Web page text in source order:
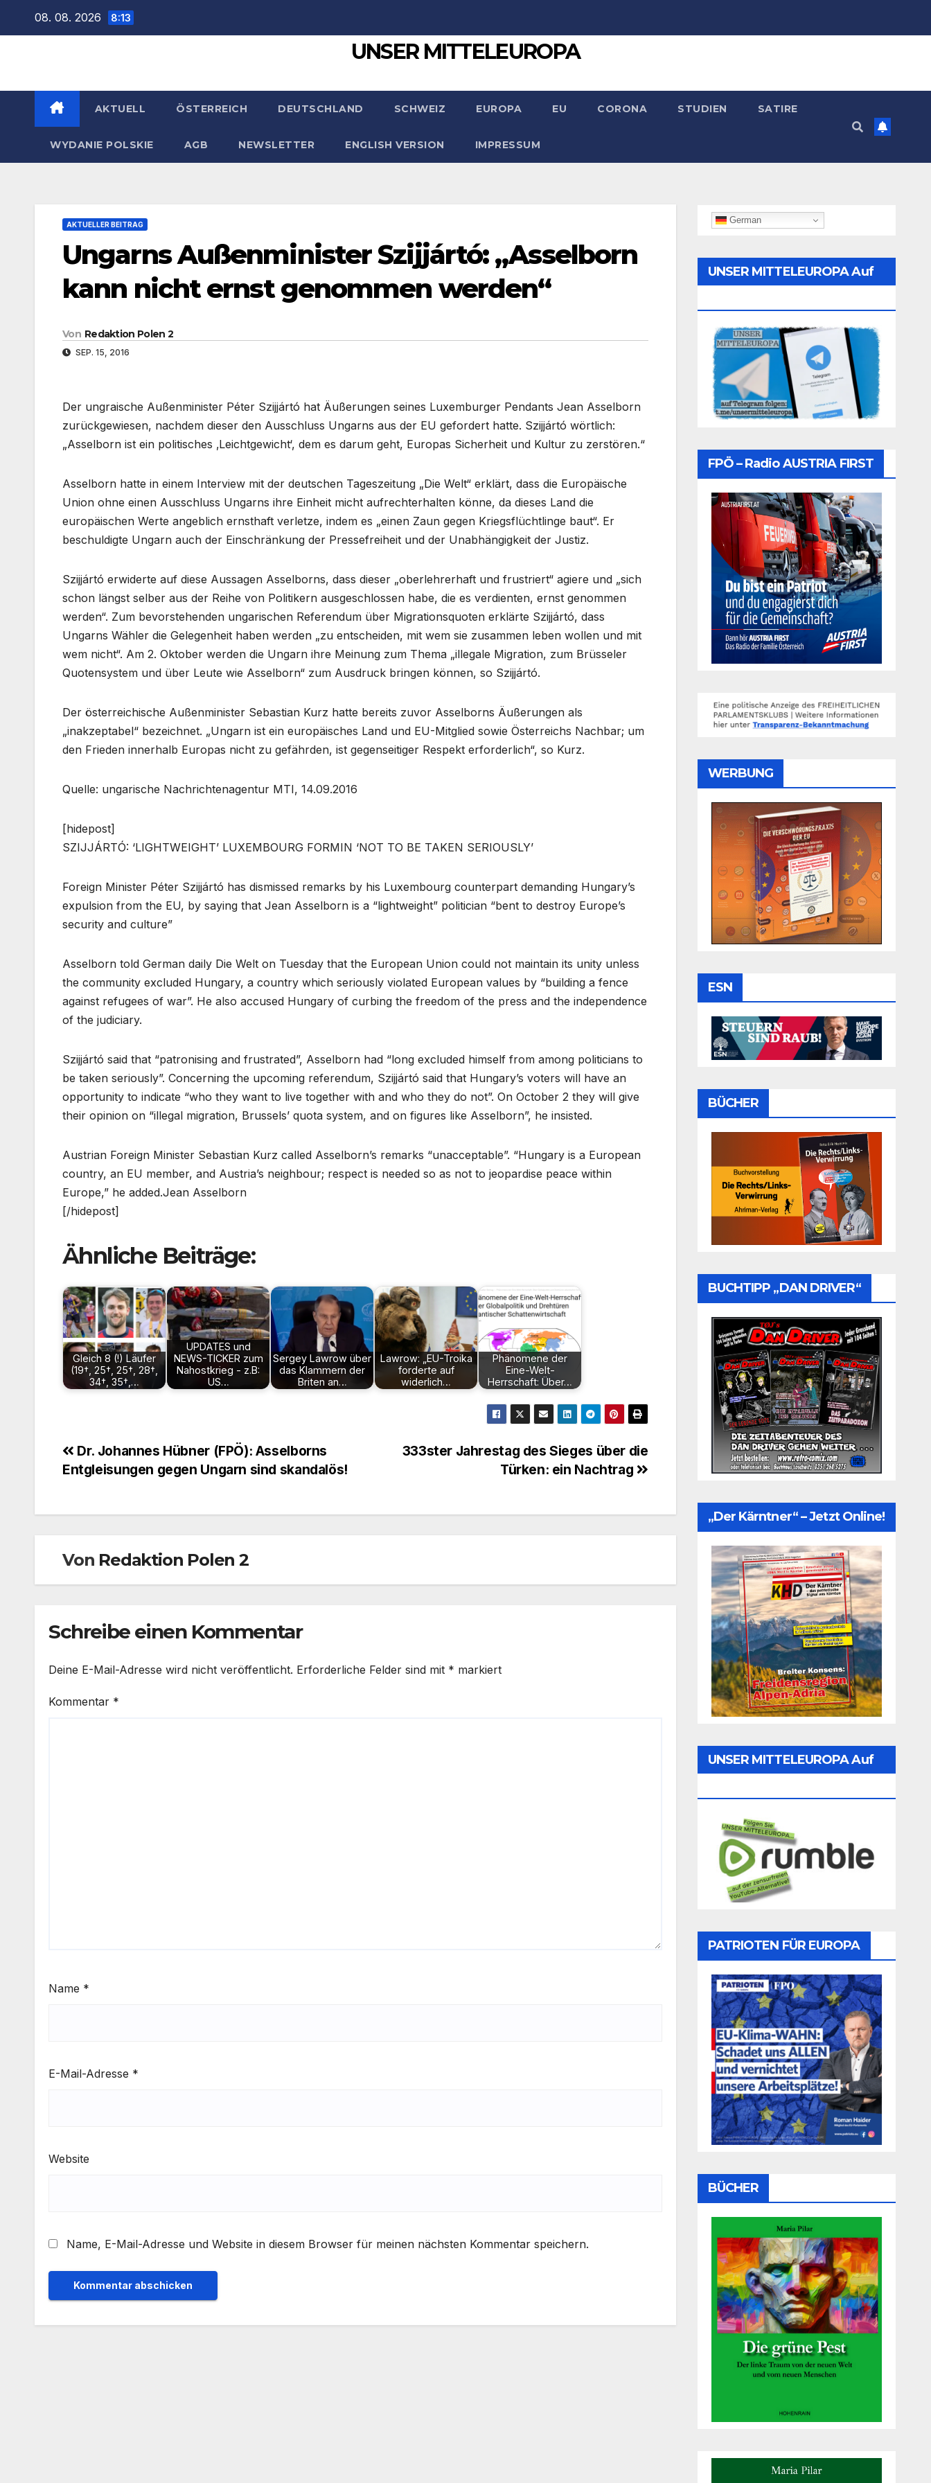
08. 08. 2026 8:13
UNSER MITTELEUROPA
AKTUELL ÖSTERREICH DEUTSCHLAND SCHWEIZ EUROPA EU CORONA STUDIEN SATIRE
WYDANIE POLSKIE AGB NEWSLETTER ENGLISH VERSION IMPRESSUM
AKTUELLER BEITRAG
Ungarns Außenminister Szijjártó: „Asselborn
kann nicht ernst genommen werden“
Von Redaktion Polen 2
SEP. 15, 2016
Der ungraische Außenminister Péter Szijjártó hat Äußerungen seines Luxemburger Pendants Jean Asselborn
zurückgewiesen, nachdem dieser den Ausschluss Ungarns aus der EU gefordert hatte. Szijjártó wörtlich:
„Asselborn ist ein politisches ‚Leichtgewicht‘, dem es darum geht, Europas Sicherheit und Kultur zu zerstören.“
Asselborn hatte in einem Interview mit der deutschen Tageszeitung „Die Welt“ erklärt, dass die Europäische
Union ohne einen Ausschluss Ungarns ihre Einheit micht aufrechterhalten könne, da dieses Land die
europäischen Werte angeblich ernsthaft verletze, indem es „einen Zaun gegen Kriegsflüchtlinge baut“. Er
beschuldigte Ungarn auch der Einschränkung der Pressefreiheit und der Unabhängigkeit der Justiz.
Szijjártó erwiderte auf diese Aussagen Asselborns, dass dieser „oberlehrerhaft und frustriert“ agiere und „sich
schon längst selber aus der Reihe von Politikern ausgeschlossen habe, die es verdienten, ernst genommen
werden“. Zum bevorstehenden ungarischen Referendum über Migrationsquoten erklärte Szijjártó, dass
Ungarns Wähler die Gelegenheit haben werden „zu entscheiden, mit wem sie zusammen leben wollen und mit
wem nicht“. Am 2. Oktober werden die Ungarn ihre Meinung zum Thema „illegale Migration, zum Brüsseler
Quotensystem und über Leute wie Asselborn“ zum Ausdruck bringen können, so Szijjártó.
Der österreichische Außenminister Sebastian Kurz hatte bereits zuvor Asselborns Äußerungen als
„inakzeptabel“ bezeichnet. „Ungarn ist ein europäisches Land und EU-Mitglied sowie Österreichs Nachbar; um
den Frieden innerhalb Europas nicht zu gefährden, ist gegenseitiger Respekt erforderlich“, so Kurz.
Quelle: ungarische Nachrichtenagentur MTI, 14.09.2016
[hidepost]
SZIJJÁRTÓ: ‘LIGHTWEIGHT’ LUXEMBOURG FORMIN ‘NOT TO BE TAKEN SERIOUSLY’
Foreign Minister Péter Szijjártó has dismissed remarks by his Luxembourg counterpart demanding Hungary’s
expulsion from the EU, by saying that Jean Asselborn is a “lightweight” politician “bent to destroy Europe’s
security and culture”
Asselborn told German daily Die Welt on Tuesday that the European Union could not maintain its unity unless
the community excluded Hungary, a country which seriously violated European values by “building a fence
against refugees of war”. He also accused Hungary of curbing the freedom of the press and the independence
of the judiciary.
Szijjártó said that “patronising and frustrated”, Asselborn had “long excluded himself from among politicians to
be taken seriously”. Concerning the upcoming referendum, Szijjártó said that Hungary’s voters will have an
opportunity to indicate “who they want to live together with and who they do not”. On October 2 they will give
their opinion on “illegal migration, Brussels’ quota system, and on figures like Asselborn”, he insisted.
Austrian Foreign Minister Sebastian Kurz called Asselborn’s remarks “unacceptable”. “Hungary is a European
country, an EU member, and Austria’s neighbour; respect is needed so as not to jeopardise peace within
Europe,” he added.Jean Asselborn
[/hidepost]
Ähnliche Beiträge:
Gleich 8 (!) Läufer
(19†, 25†, 25†, 28†,
34†, 35†,…
UPDATES und
NEWS-TICKER zum
Nahostkrieg - z.B:
US…
Sergey Lawrow über
das Klammern der
Briten an…
Lawrow: „EU-Troika
forderte auf
widerlich…
Phänomene der
Eine-Welt-
Herrschaft: Über…
Beitragsnavigation
333ster Jahrestag des Sieges über die
Türken: ein Nachtrag
Dr. Johannes Hübner (FPÖ): Asselborns
Entgleisungen gegen Ungarn sind skandalös!
Von Redaktion Polen 2
Schreibe einen Kommentar
Deine E-Mail-Adresse wird nicht veröffentlicht. Erforderliche Felder sind mit * markiert
Kommentar *
Name *
E-Mail-Adresse *
Website
Name, E-Mail-Adresse und Website in diesem Browser für meinen nächsten Kommentar speichern.
German
UNSER MITTELEUROPA Auf
FPÖ – Radio AUSTRIA FIRST
WERBUNG
ESN
BÜCHER
BUCHTIPP „DAN DRIVER“
„Der Kärntner“ – Jetzt Online!
UNSER MITTELEUROPA Auf
PATRIOTEN FÜR EUROPA
BÜCHER